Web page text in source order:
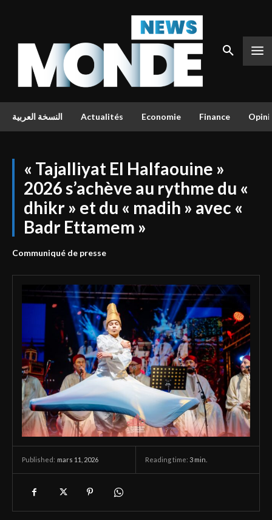
النسخة العربية Actualités Economie Finance
« Tajalliyat El Halfaouine »
2026 s’achève au rythme du «
dhikr » et du « madih » avec «
Badr Ettamem »
Communiqué de presse
Published: mars 11, 2026 Reading time: 3 min.